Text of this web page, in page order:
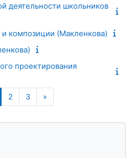
деятельности школьников
композиции (Макленкова)
проектирования
Страница 1
2 Страница 2
3Страница 3
»